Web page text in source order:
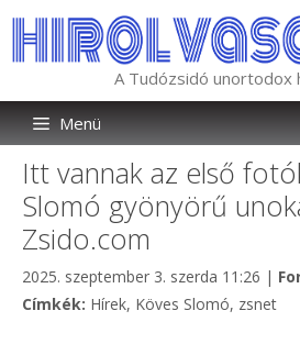
tartalomba
A Tudózsidó unortodox
Menü
Itt vannak az első
Slomó gyönyörű
Zsido.com
2025. szeptember 3. szerda 11:26 |
Címkék: Címkék
Hírek, Köves Slomó, zsnet